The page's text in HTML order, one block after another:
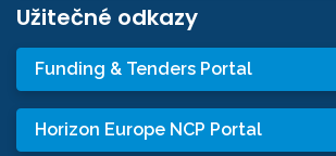
Užitečné odkazy
Funding & Tenders Portal
Horizon Europe NCP Portal